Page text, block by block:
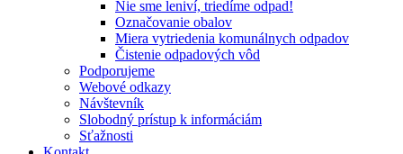
Nie sme leniví, triedíme odpad!
Označovanie obalov
Miera vytriedenia komunálnych odpadov
Čistenie odpadových vôd
Podporujeme
Webové odkazy
Návštevník
Slobodný prístup k informáciám
Sťažnosti